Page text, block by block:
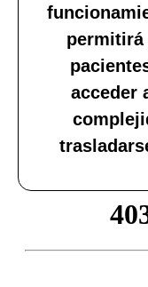
permitirá
acceder